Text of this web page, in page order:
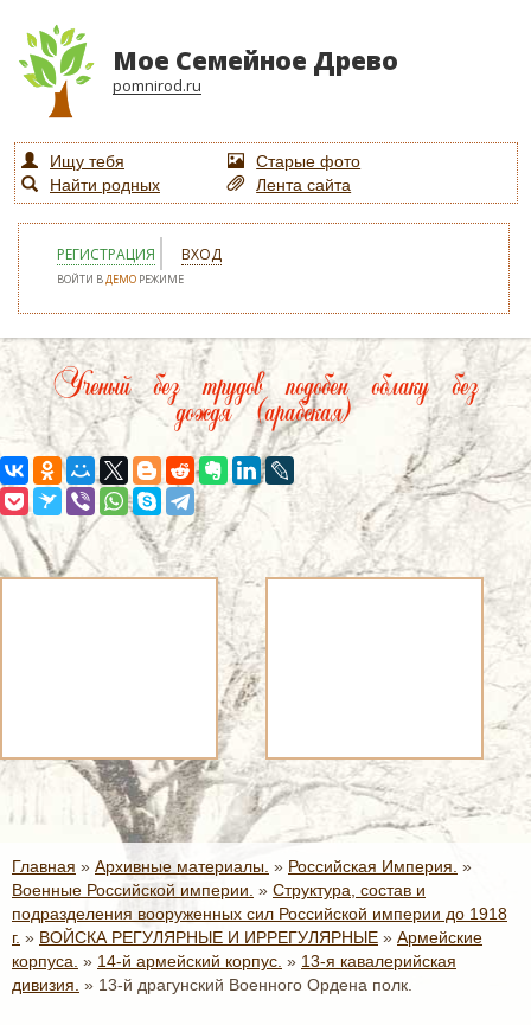
Мое Семейное Древо
pomnirod.ru
Ищу тебя
Старые фото
Найти родных
Лента сайта
РЕГИСТРАЦИЯ ВХОД
ВОЙТИ ВДЕМО РЕЖИМЕ
Ученый без трудов подобен облаку без
дождя (арабская)
Главная » Архивные материалы. » Российская Империя. »
Военные Российской империи. » Структура, состав и
подразделения вооруженных сил Российской империи до 1918
г. » ВОЙСКА РЕГУЛЯРНЫЕ И ИРРЕГУЛЯРНЫЕ » Армейские
корпуса. » 14-й армейский корпус. » 13-я кавалерийская
дивизия. » 13-й драгунский Военного Ордена полк.